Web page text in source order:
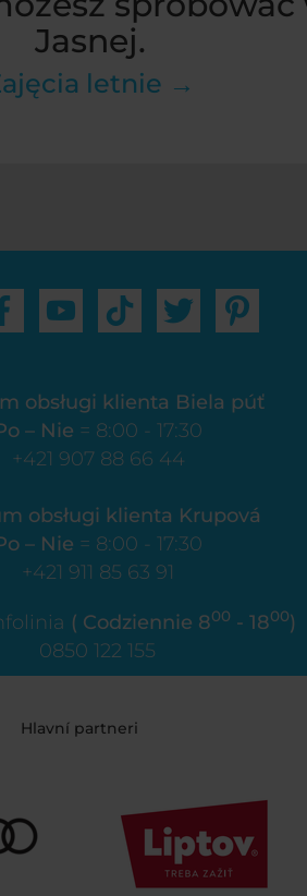
Jasnej.
letnie →
obsługi klienta Biela púť
– Nie = 8:00 - 17:30
+421 907 88 66 44
obsługi klienta Krupová
– Nie = 8:00 - 17:30
+421 911 85 63 91
( Codziennie 800 - 1800)
0850 122 155
Hlavní partneri